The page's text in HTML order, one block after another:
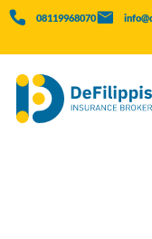
08119968070